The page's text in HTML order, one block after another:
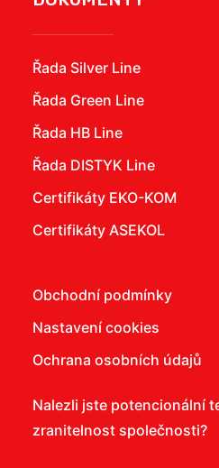
Řada Silver Line
Řada Green Line
Řada HB Line
Řada DISTYK Line
Certifikáty EKO-KOM
Certifikáty ASEKOL
Obchodní podmínky
Nastavení cookies
Ochrana osobních údajů
Nalezli jste potencionální
zranitelnost společnosti?